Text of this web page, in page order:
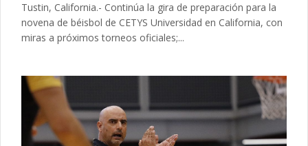
Tustin, California.- Continúa la gira de preparación para la
novena de béisbol de CETYS Universidad en California, con
miras a próximos torneos oficiales;...